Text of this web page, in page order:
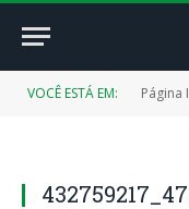
VOCÊ ESTÁ EM: Página